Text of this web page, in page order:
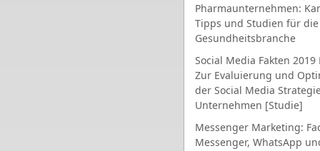
Pharmaunternehmen:
Tipps und Studien für die
Gesundheitsbranche
Social Media Fakten 2019
Zur Evaluierung und
der Social Media
Unternehmen [Studie]
Messenger Marketing:
Messenger, WhatsApp